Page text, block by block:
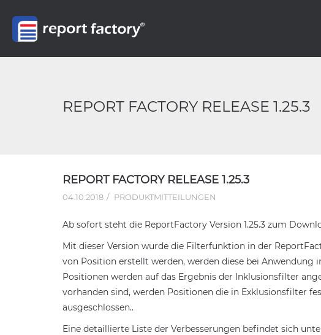
REPORT FACTORY RELEASE 1.25.3
REPORT FACTORY RELEASE 1.25.3
04.10.2018 PRODUKTMITTEILUNGEN
Ab sofort steht die ReportFactory Version 1.25.3 zum
Mit dieser Version wurde die Filterfunktion in der
von Position erstellt werden, werden diese bei
Positionen werden auf das Ergebnis der Inklusionsfilter
vorhanden sind, werden Positionen die in Exklusionsfilter
ausgeschlossen..
Eine detaillierte Liste der Verbesserungen befindet sich